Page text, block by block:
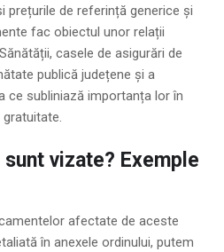
prețurile de referință generice și
fac obiectul unor relații
casele de asigurări de
publică județene și a
ce subliniază importanța lor în
vizate? Exemple
afectate de aceste
în anexele ordinului, putem